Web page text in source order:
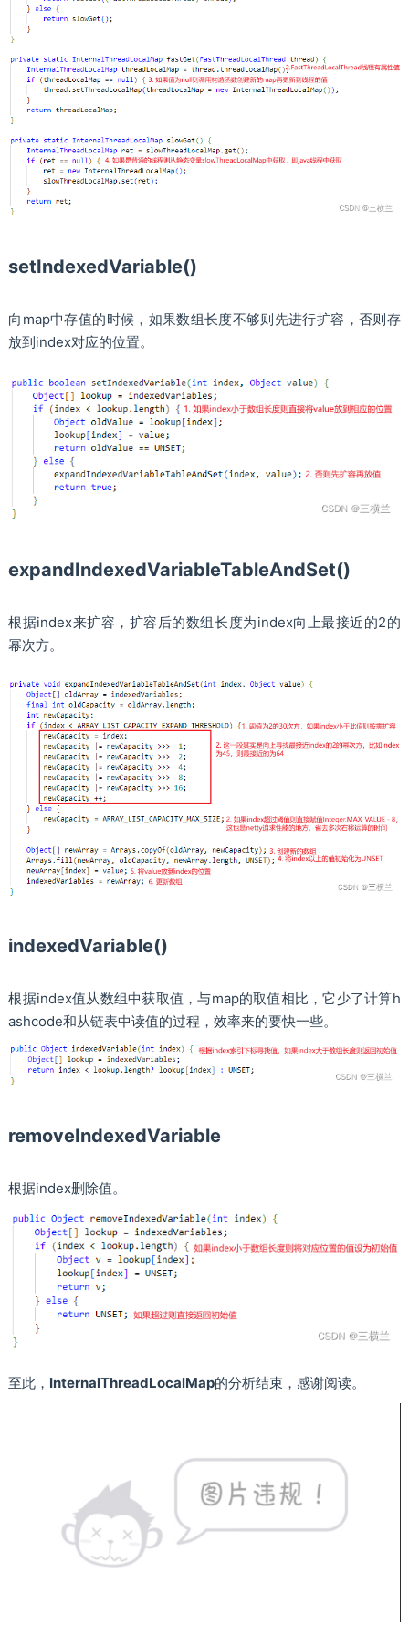
setIndexedVariable()
向map中存值的时候，如果数组长度不够则先进行扩容，否则存
放到index对应的位置。
expandIndexedVariableTableAndSet()
根据index来扩容，扩容后的数组长度为index向上最接近的2的
幂次方。
indexedVariable()
根据index值从数组中获取值，与map的取值相比，它少了计算h
ashcode和从链表中读值的过程，效率来的要快一些。
removeIndexedVariable
根据index删除值。
至此， InternalThreadLocalMap的分析结束，感谢阅读。